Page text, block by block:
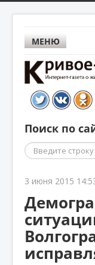
МЕНЮ
Поиск по
Поиск
3 июня 2015